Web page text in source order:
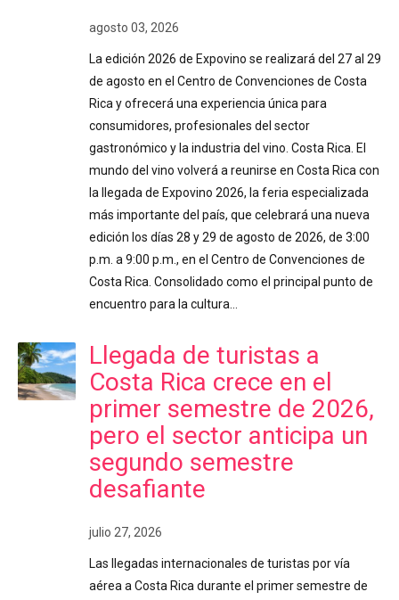
agosto 03, 2026
La edición 2026 de Expovino se realizará del 27 al 29
de agosto en el Centro de Convenciones de Costa
Rica y ofrecerá una experiencia única para
consumidores, profesionales del sector
gastronómico y la industria del vino. Costa Rica. El
mundo del vino volverá a reunirse en Costa Rica con
la llegada de Expovino 2026, la feria especializada
más importante del país, que celebrará una nueva
edición los días 28 y 29 de agosto de 2026, de 3:00
p.m. a 9:00 p.m., en el Centro de Convenciones de
Costa Rica. Consolidado como el principal punto de
encuentro para la cultura…
Llegada de turistas a
Costa Rica crece en el
primer semestre de 2026,
pero el sector anticipa un
segundo semestre
desafiante
julio 27, 2026
Las llegadas internacionales de turistas por vía
aérea a Costa Rica durante el primer semestre de